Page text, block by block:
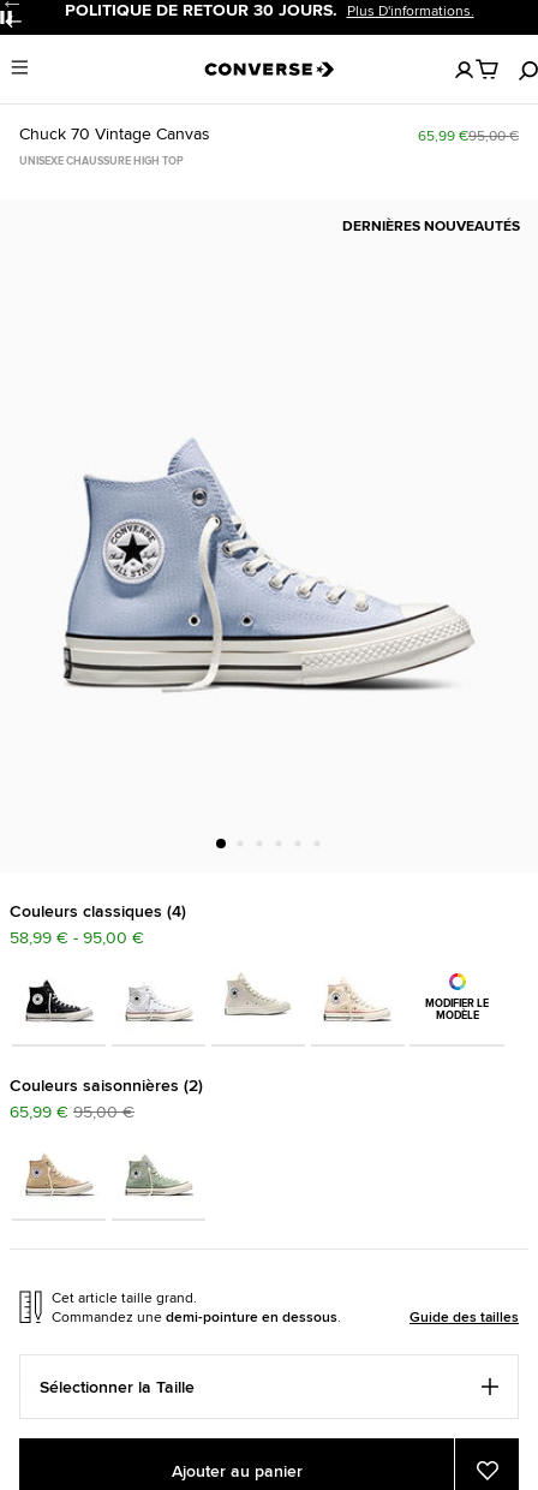
Pause POLITIQUE DE RETOUR 30 JOURS. Plus D'informations.
Menu
Aucun
articles
dans
panier
Chuck 70 Vintage Canvas 65,99 €95,00 €
UNISEXE CHAUSSURE HIGH TOP
DERNIÈRES NOUVEAUTÉS
Couleurs classiques 4
58,99 € - 95,00 €
MODIFIER LE
MODÈLE
Couleurs saisonnières 2
65,99 € 95,00 €
Cet article taille grand.
Commandez unedemi-pointure en dessous. Guide des tailles
Sélectionner la Taille
Add
Product
Ajouter au panier